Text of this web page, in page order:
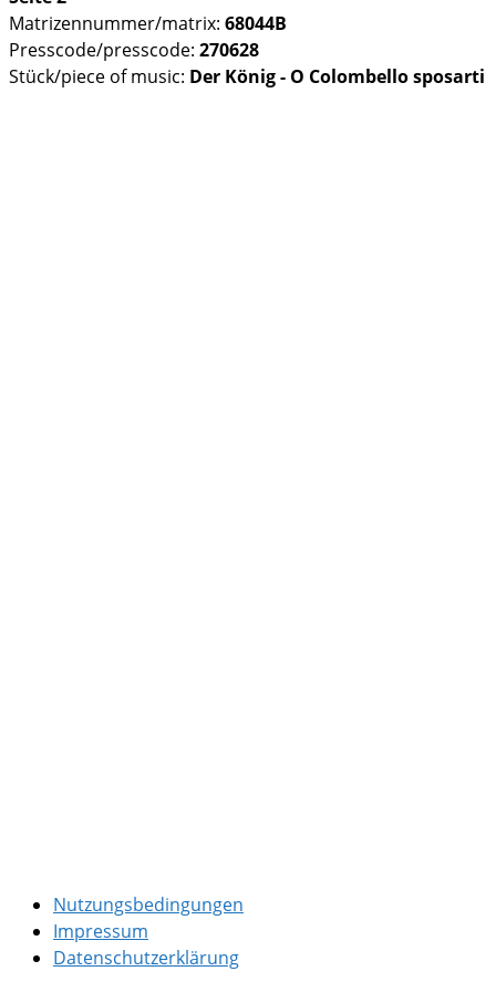
Matrizennummer/matrix: 68044B
Presscode/presscode: 270628
Stück/piece of music: Der König - O Colombello sposarti
Nutzungsbedingungen
Impressum
Datenschutzerklärung